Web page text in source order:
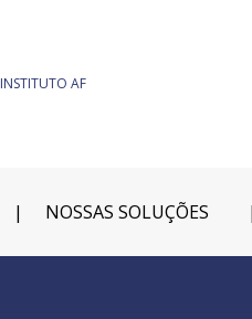
INSTITUTO AF
NOSSAS SOLUÇÕES